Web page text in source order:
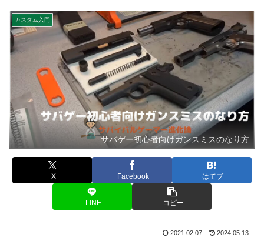
カスタム入門
サバゲー初心者向けガンスミスのなり方
X Facebook はてブ
LINE コピー
2021.02.07 2024.05.13